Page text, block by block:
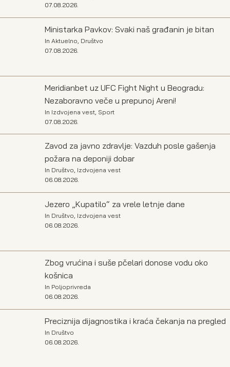
07.08.2026.
Ministarka Pavkov: Svaki naš građanin je bitan
In Aktuelno Društvo
07.08.2026.
Meridianbet uz UFC Fight Night u Beogradu:
Nezaboravno veče u prepunoj Areni!
In Izdvojena vest Sport
07.08.2026.
Zavod za javno zdravlje: Vazduh posle gašenja
požara na deponiji dobar
In Društvo, Izdvojena vest
06.08.2026.
Jezero „Kupatilo“ za vrele letnje dane
In Društvo, Izdvojena vest
06.08.2026.
Zbog vrućina i suše pčelari donose vodu oko
košnica
In Poljoprivreda
06.08.2026.
Preciznija dijagnostika i kraća čekanja na pregled
In Društvo
06.08.2026.